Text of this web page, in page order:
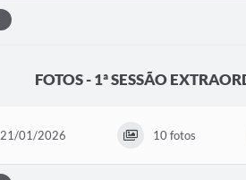
FOTOS - 1ª SESSÃO
21/01/2026 10 fotos